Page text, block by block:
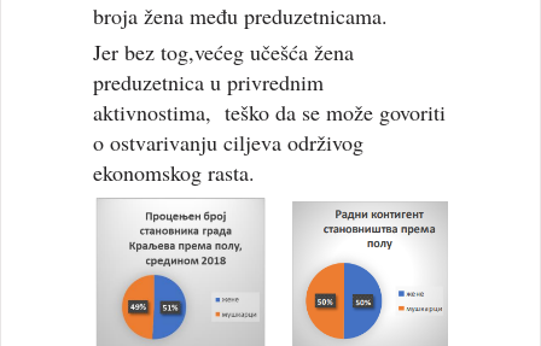
broja žena među preduzetnicama.
Jer bez tog,većeg učešća žena
preduzetnica u privrednim
aktivnostima, teško da se može govoriti
o ostvarivanju ciljeva održivog
ekonomskog rasta.